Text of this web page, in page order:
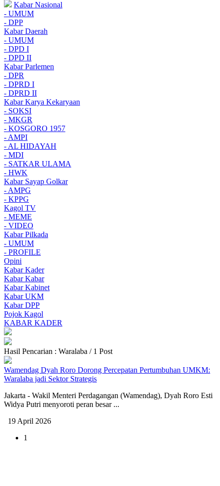
Kabar Nasional
- UMUM
- DPP
Kabar Daerah
- UMUM
- DPD I
- DPD II
Kabar Parlemen
- DPR
- DPRD I
- DPRD II
Kabar Karya Kekaryaan
- SOKSI
- MKGR
- KOSGORO 1957
- AMPI
- AL HIDAYAH
- MDI
- SATKAR ULAMA
- HWK
Kabar Sayap Golkar
- AMPG
- KPPG
Kagol TV
- MEME
- VIDEO
Kabar Pilkada
- UMUM
- PROFILE
Opini
Kabar Kader
Kabar Kabar
Kabar Kabinet
Kabar UKM
Kabar DPP
Pojok Kagol
KABAR KADER
Hasil Pencarian : Waralaba / 1 Post
Wamendag Dyah Roro Dorong Percepatan Pertumbuhan UMKM:
Waralaba jadi Sektor Strategis
Jakarta - Wakil Menteri Perdagangan (Wamendag), Dyah Roro Esti
Widya Putri menyoroti peran besar ...
19 April 2026
1